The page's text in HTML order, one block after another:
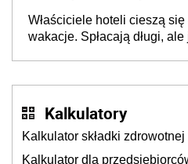
cichu
Właściciele hoteli cieszą
wakacje. Spłacają długi,
Kalkulatory
Kalkulator składki
Kalkulator dla